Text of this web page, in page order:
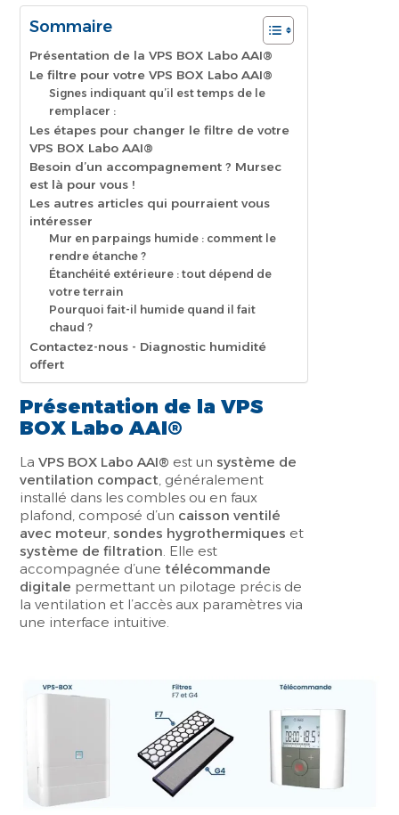
Sommaire
Présentation de la VPS BOX Labo AAI®
Le filtre pour votre VPS BOX Labo AAI®
Signes indiquant qu’il est temps de le
remplacer :
Les étapes pour changer le filtre de votre
VPS BOX Labo AAI®
Besoin d’un accompagnement ? Mursec
est là pour vous !
Les autres articles qui pourraient vous
intéresser
Mur en parpaings humide : comment le
rendre étanche ?
Étanchéité extérieure : tout dépend de
votre terrain
Pourquoi fait-il humide quand il fait
chaud ?
Contactez-nous - Diagnostic humidité
offert
Présentation de la VPS
BOX Labo AAI®
LaVPS BOX Labo AAI® est unsystème de
ventilation compact , généralement
installé dans les combles ou en faux
plafond, composé d’un caisson ventilé
avec moteur ,sondes hygrothermiques et
système de filtration . Elle est
accompagnée d’une télécommande
digitale permettant un pilotage précis de
la ventilation et l’accès aux paramètres via
une interface intuitive.